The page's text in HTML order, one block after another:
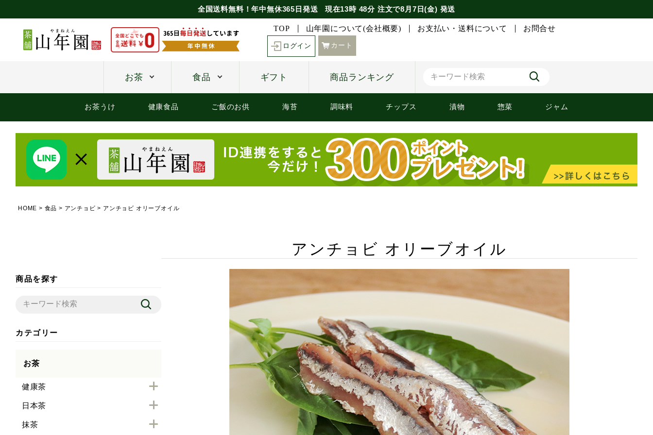
全国送料無料！年中無休365日発送 現在13時 48分 注文で8月7日(金) 発送
TOP 山年園について(会社概要) お支払い・送料について お問合せ
ログイン カート
お茶 食品 ギフト 商品ランキング
お茶うけ 健康食品 ご飯のお供 海苔 調味料 チップス 漬物 惣菜 ジャム
HOME 食品 アンチョビ アンチョビ オリーブオイル
商品を探す
カテゴリー
お茶
健康茶
日本茶
抹茶
アンチョビ オリーブオイル